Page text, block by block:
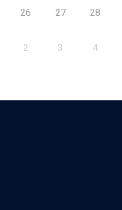
26 27 28
2 3 4